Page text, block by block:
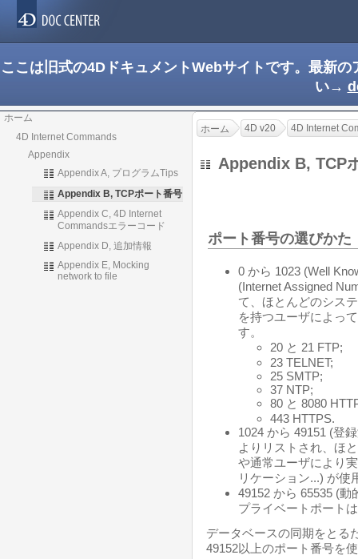
ここは旧式の4DドキュメントWebサイトです。最新
い→
ホーム
4D Internet Commands
Appendix
Appendix A, プログラムTips
Appendix B, TCPポート番号
Appendix C, 4D Internet
Commandsエラーコード
Appendix D, 追加情報
Appendix E, Mocking
network to file
ホーム 4D v20 4D Internet
Appendix B, TCP
ポート番号の選びかた
0 から 1023 (Well
(Internet Assigned
て、ほとんどのシス
を持つユーザによっ
す。
20 と 21 FTP;
23 TELNET;
25 SMTP;
37 NTP;
80 と 8080
443 HTTPS.
1024 から 49151 (登
よりリストされ、ほ
や通常ユーザにより
リケーション...) が使
49152 から 65535 (
プライベートポート
データベースの同期をとる
49152以上のポート番号を